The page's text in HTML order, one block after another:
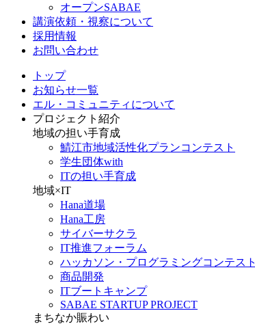
オープンSABAE
講演依頼・視察について
採用情報
お問い合わせ
トップ
お知らせ一覧
エル・コミュニティについて
プロジェクト紹介
地域の担い手育成
鯖江市地域活性化プランコンテスト
学生団体with
ITの担い手育成
地域×IT
Hana道場
Hana工房
サイバーサクラ
IT推進フォーラム
ハッカソン・プログラミングコンテスト
商品開発
ITブートキャンプ
SABAE STARTUP PROJECT
まちなか賑わい